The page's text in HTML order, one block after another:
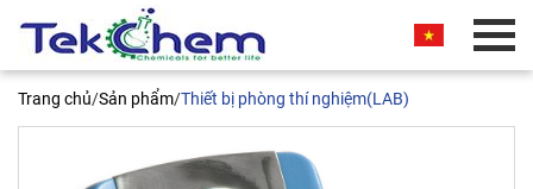
Trang chủ/Sản phẩm/Thiết bị phòng thí nghiệm(LAB)
BÁO GIÁ THƯƠNG MẠI
Quý khách vui lòng nhập thông tin vào các trường
thương mại sản phẩm này cho quý khách. Xin